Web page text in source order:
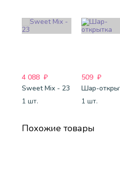
4 088 ₽
Sweet Mix - 23
1 шт.
509 ₽
1 шт.
Похожие товары